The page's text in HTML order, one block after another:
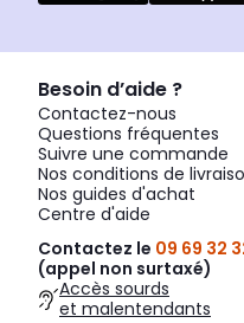
Besoin d’aide ?
Contactez-nous
Questions fréquentes
Suivre une commande
Nos conditions de
Nos guides d'achat
Centre d'aide
Contactez le 09 69 32
(appel non surtaxé)
Accès sourds
et malentendants